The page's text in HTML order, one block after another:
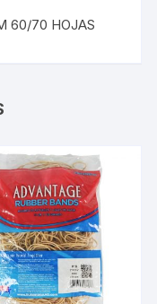
60/70 HOJAS